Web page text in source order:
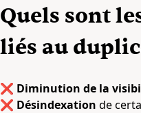
Quels sont
liés au
❌ Diminution de la
❌ Désindexation de